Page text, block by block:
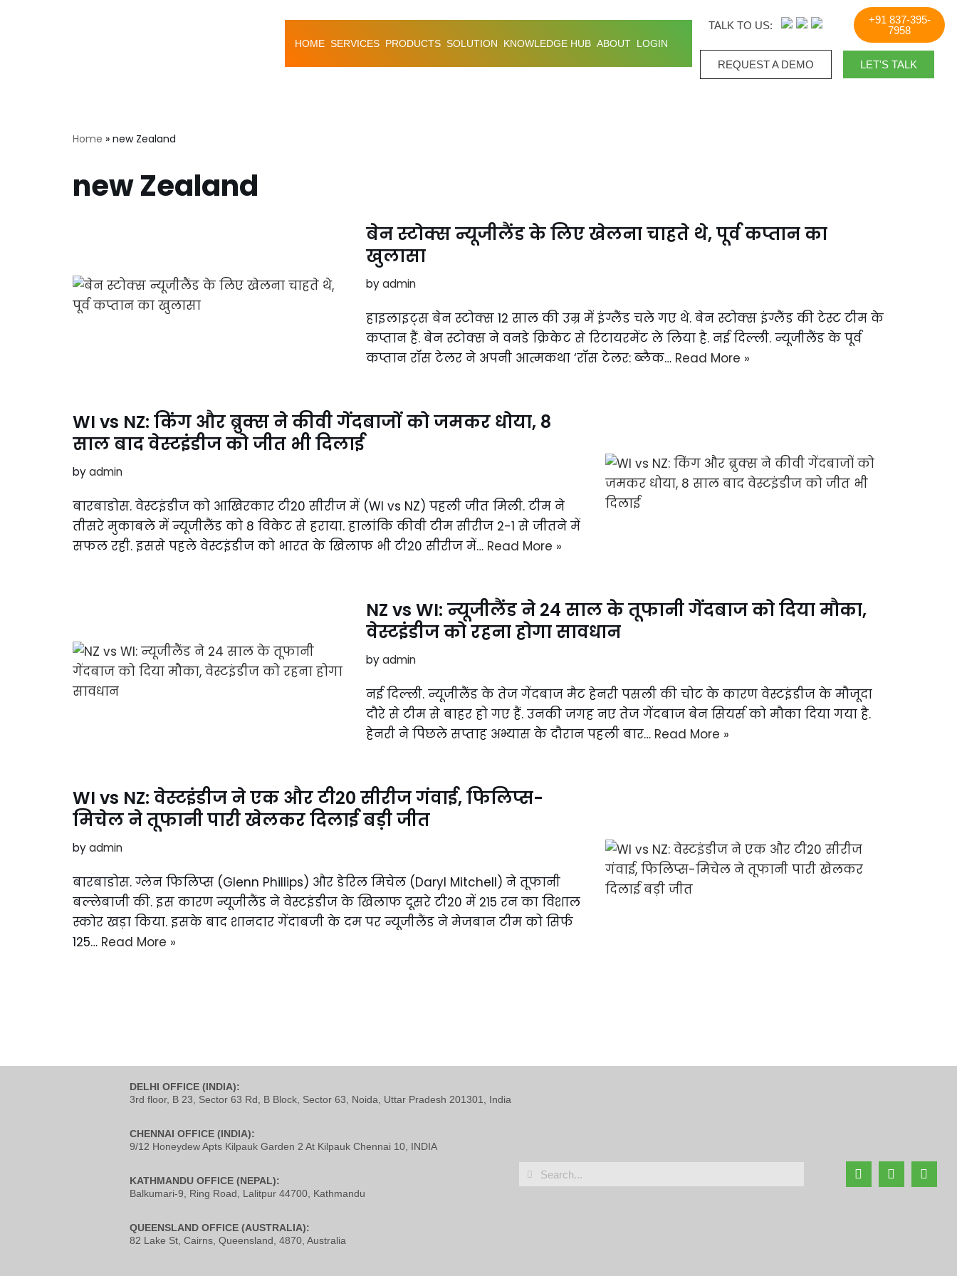
HOME SERVICES PRODUCTS SOLUTION KNOWLEDGE HUB ABOUT LOGIN
TALK TO US:
+91 837-395-
7958
REQUEST A DEMO​ LET'S TALK
Home » new Zealand
new Zealand
बेन स्टोक्स न्यूजीलैंड के लिए खेलना चाहते थे, पूर्व कप्तान का
खुलासा
byadmin
हाइलाइट्स बेन स्टोक्स 12 साल की उम्र में इंग्लैंड चले गए थे. बेन स्टोक्स इंग्लैंड की टेस्ट टीम के
कप्तान हैं. बेन स्टोक्स ने वनडे क्रिकेट से रिटायरमेंट ले लिया है. नई दिल्ली. न्यूजीलैंड के पूर्व
कप्तान रॉस टेलर ने अपनी आत्मकथा ‘रॉस टेलर: ब्लैक… Read More »
WI vs NZ: किंग और ब्रुक्स ने कीवी गेंदबाजों को जमकर धोया, 8
साल बाद वेस्टइंडीज को जीत भी दिलाई
byadmin
बारबाडोस. वेस्टइंडीज को आखिरकार टी20 सीरीज में (WI vs NZ) पहली जीत मिली. टीम ने
तीसरे मुकाबले में न्यूजीलैंड को 8 विकेट से हराया. हालांकि कीवी टीम सीरीज 2-1 से जीतने में
सफल रही. इससे पहले वेस्टइंडीज को भारत के खिलाफ भी टी20 सीरीज में… Read More »
NZ vs WI: न्यूजीलैंड ने 24 साल के तूफानी गेंदबाज को दिया मौका,
वेस्टइंडीज को रहना होगा सावधान
byadmin
नई दिल्ली. न्यूजीलैंड के तेज गेंदबाज मैट हेनरी पसली की चोट के कारण वेस्टइंडीज के मौजूदा
दौरे से टीम से बाहर हो गए हैं. उनकी जगह नए तेज गेंदबाज बेन सियर्स को मौका दिया गया है.
हेनरी ने पिछले सप्ताह अभ्यास के दौरान पहली बार… Read More »
WI vs NZ: वेस्टइंडीज ने एक और टी20 सीरीज गंवाई, फिलिप्स-
मिचेल ने तूफानी पारी खेलकर दिलाई बड़ी जीत
byadmin
बारबाडोस. ग्लेन फिलिप्स (Glenn Phillips) और डेरिल मिचेल (Daryl Mitchell) ने तूफानी
बल्लेबाजी की. इस कारण न्यूजीलैंड ने वेस्टइंडीज के खिलाफ दूसरे टी20 में 215 रन का विशाल
स्काेर खड़ा किया. इसके बाद शानदार गेंदाबजी के दम पर न्यूजीलैंड ने मेजबान टीम को सिर्फ
125… Read More »
DELHI OFFICE (INDIA):
3rd floor, B 23, Sector 63 Rd, B Block, Sector 63, Noida, Uttar Pradesh 201301, India
CHENNAI OFFICE (INDIA):
9/12 Honeydew Apts Kilpauk Garden 2 At Kilpauk Chennai 10, INDIA
KATHMANDU OFFICE (NEPAL):
Balkumari-9, Ring Road, Lalitpur 44700, Kathmandu
QUEENSLAND OFFICE (AUSTRALIA):
82 Lake St, Cairns, Queensland, 4870, Australia